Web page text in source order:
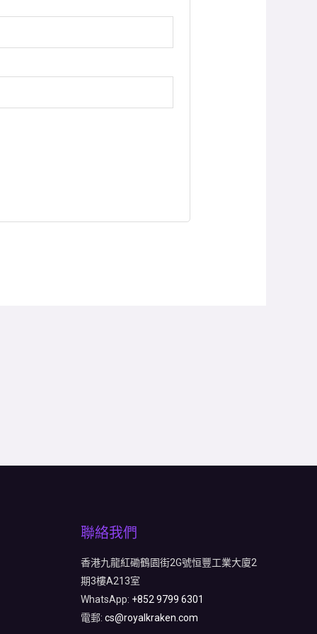
聯絡我們
香港九龍紅磡鶴園街2G號恒豐工業大廈2
期3樓A213室
WhatsApp: +852 9799 6301
電郵: cs@royalkraken.com